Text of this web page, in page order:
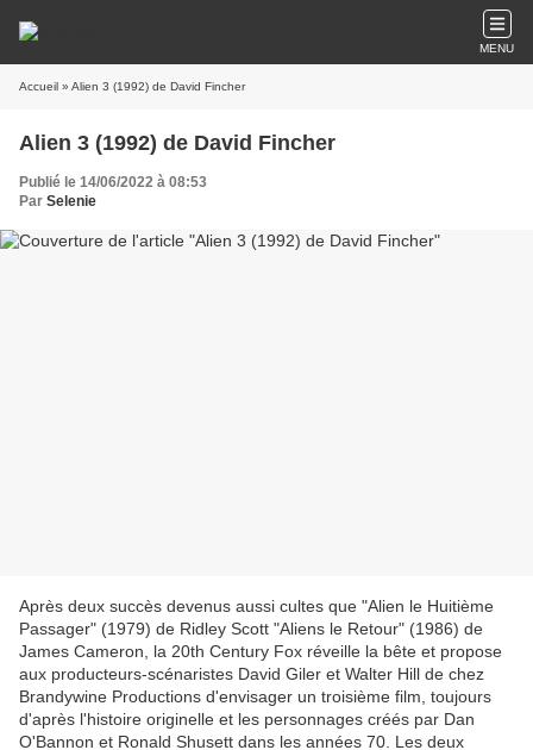
MENU
Accueil » Alien 3 (1992) de David Fincher
Alien 3 (1992) de David Fincher
Publié le 14/06/2022 à 08:53
Par Selenie
Après deux succès devenus aussi cultes que "Alien le Huitième
Passager" (1979) de Ridley Scott "Aliens le Retour" (1986) de
James Cameron, la 20th Century Fox réveille la bête et propose
aux producteurs-scénaristes David Giler et Walter Hill de chez
Brandywine Productions d'envisager un troisième film, toujours
d'après l'histoire originelle et les personnages créés par Dan
O'Bannon et Ronald Shusett dans les années 70. Les deux